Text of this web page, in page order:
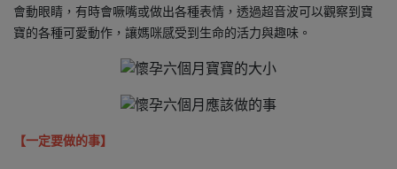
會動眼睛，有時會噘嘴或做出各種表情，透過超音波可以觀察到寶
寶的各種可愛動作，讓媽咪感受到生命的活力與趣味。
【一定要做的事】